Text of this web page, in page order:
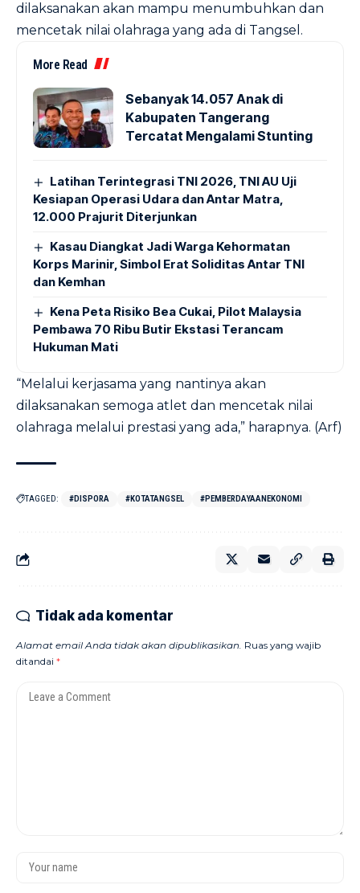
dilaksanakan akan mampu menumbuhkan dan
mencetak nilai olahraga yang ada di Tangsel.
More Read
Sebanyak 14.057 Anak di
Kabupaten Tangerang
Tercatat Mengalami Stunting
Latihan Terintegrasi TNI 2026, TNI AU Uji
Kesiapan Operasi Udara dan Antar Matra,
12.000 Prajurit Diterjunkan
Kasau Diangkat Jadi Warga Kehormatan
Korps Marinir, Simbol Erat Soliditas Antar TNI
dan Kemhan
Kena Peta Risiko Bea Cukai, Pilot Malaysia
Pembawa 70 Ribu Butir Ekstasi Terancam
Hukuman Mati
“Melalui kerjasama yang nantinya akan
dilaksanakan semoga atlet dan mencetak nilai
olahraga melalui prestasi yang ada,” harapnya. (Arf)
TAGGED: #DISPORA #KOTATANGSEL #PEMBERDAYAANEKONOMI
Tidak ada komentar
Alamat email Anda tidak akan dipublikasikan. Ruas yang wajib
ditandai *